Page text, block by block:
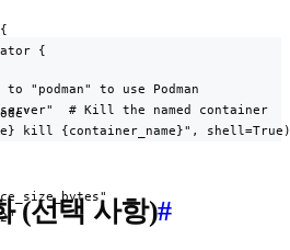
{
"podman" to use Podman
# Kill the named container
kill {container_name}", shell=True)
(선택 사항)#